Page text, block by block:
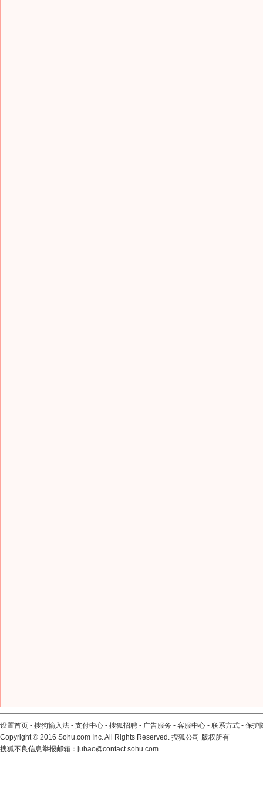
设置首页 - 搜狗输入法 - 支付中心 - 搜狐招聘 - 广告服务 - 客服中心 - 联系方式 - 保护
Copyright© 2016 Sohu.com Inc. All Rights Reserved. 搜狐公司 版权所有
搜狐不良信息举报邮箱： jubao@contact.sohu.com